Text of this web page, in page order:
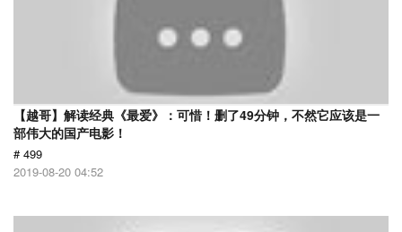
【越哥】解读经典《最爱》：可惜！删了49分钟，不然它应该是一
部伟大的国产电影！
# 499
2019-08-20 04:52